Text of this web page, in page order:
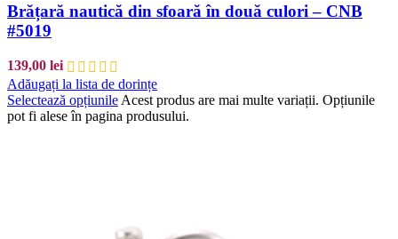
Brățară nautică din sfoară în două culori – CNB
#5019
139,00 lei
Adăugați la lista de dorințe
Selectează opțiunileAcest produs are mai multe variații. Opțiunile
pot fi alese în pagina produsului.